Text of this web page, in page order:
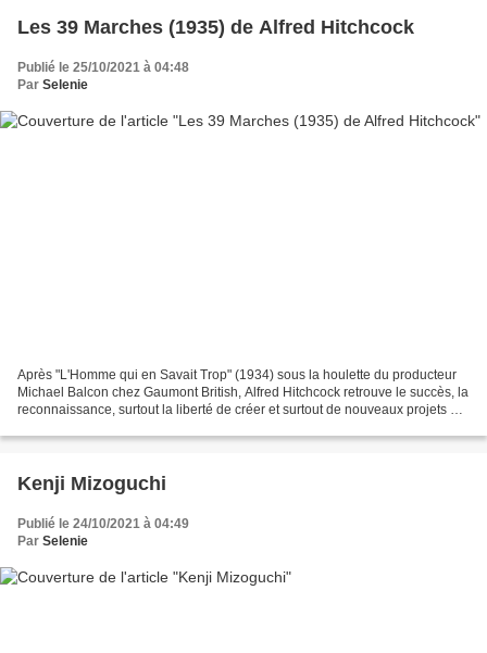
Les 39 Marches (1935) de Alfred Hitchcock
Publié le 25/10/2021 à 04:48
Par Selenie
Après "L'Homme qui en Savait Trop" (1934) sous la houlette du producteur
Michael Balcon chez Gaumont British, Alfred Hitchcock retrouve le succès, la
reconnaissance, surtout la liberté de créer et surtout de nouveaux projets qui
Kenji Mizoguchi
Publié le 24/10/2021 à 04:49
Par Selenie